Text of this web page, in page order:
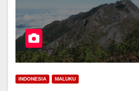
INDONESIA MALUKU